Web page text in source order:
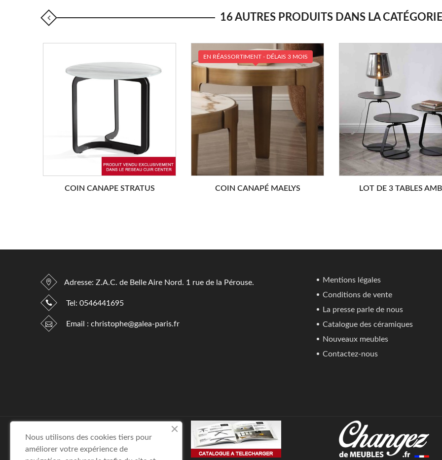
16 AUTRES PRODUITS DANS LA
COIN CANAPE STRATUS COIN CANAPÉ MAELYS
EN RÉASSORTIMENT - DÉLAIS 3 MOIS
LOT DE 3 TABLES
Adresse: Z.A.C. de Belle Aire Nord. 1 rue de la Pérouse.
Tel: 0546441695
Email : christophe@galea-paris.fr
Mentions légales
Conditions de vente
La presse parle de nous
Catalogue des céramiques
Nouveaux meubles
Contactez-nous
Nous utilisons des cookies tiers pour
améliorer votre expérience de